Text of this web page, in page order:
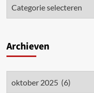
Archieven